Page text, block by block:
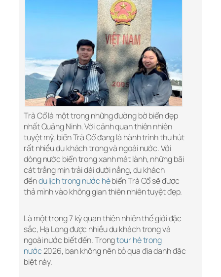
Trà Cổ là một trong những đường bờ biển đẹp
nhất Quảng Ninh. Với cảnh quan thiên nhiên
tuyệt mỹ, biển Trà Cổ đang là hành trình thu hút
rất nhiều du khách trong và ngoài nước. Với
dòng nước biển trong xanh mát lành, những bãi
cát trắng mịn trải dài dưới nắng, du khách
đếndu lịch trong nước hèbiển Trà Cổ sẽ được
thả mình vào không gian thiên nhiên tuyệt đẹp.
Là một trong 7 kỳ quan thiên nhiên thế giới đặc
sắc, Hạ Long được nhiều du khách trong và
ngoài nước biết đến. Trongtour hè trong
nước2026, bạn không nên bỏ qua địa danh đặc
biệt này.